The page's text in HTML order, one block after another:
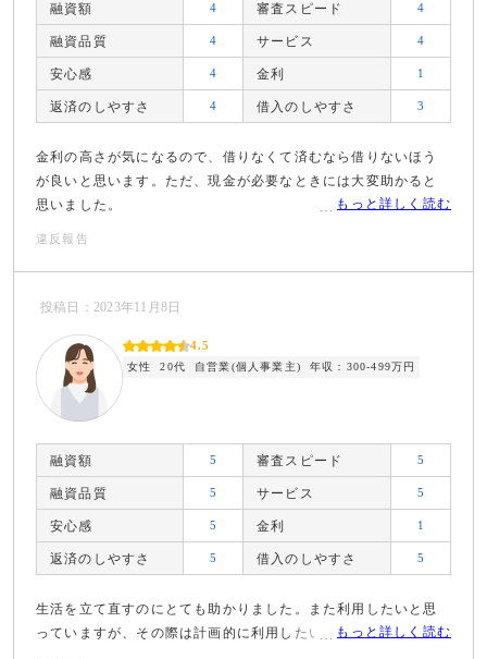
融資額 4 審査スピード 4
融資品質 4 サービス 4
安心感 4 金利 1
返済のしやすさ 4 借入のしやすさ 3
金利の高さが気になるので、借りなくて済むなら借りないほう
が良いと思います。ただ、現金が必要なときには大変助かると
思いました。
もっと詳しく読む
違反報告
投稿日：2023年11月8日
4.5
女性 20代 自営業(個人事業主) 年収：300-499万円
融資額 5 審査スピード 5
融資品質 5 サービス 5
安心感 5 金利 1
返済のしやすさ 5 借入のしやすさ 5
生活を立て直すのにとても助かりました。また利用したいと思
っていますが、その際は計画的に利用したいところです。
もっと詳しく読む